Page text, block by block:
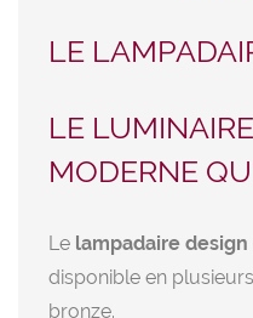
LE
LE
MODERNE
Le lampadaire design
disponible en
bronze.